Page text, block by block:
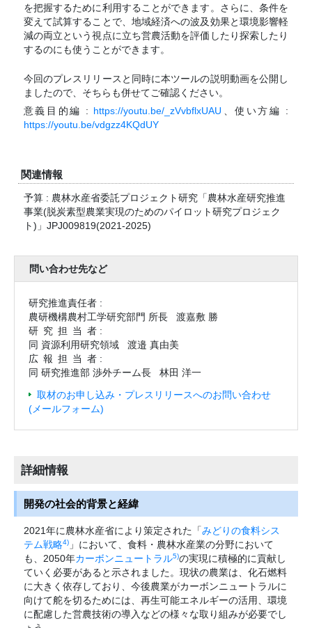
を把握するために利用することができます。さらに、条件を
変えて試算することで、地域経済への波及効果と環境影響軽
減の両立という視点に立ち営農活動を評価したり探索したり
するのにも使うことができます。
今回のプレスリリースと同時に本ツールの説明動画を公開し
ましたので、そちらも併せてご確認ください。
意義目的編 : https://youtu.be/_zVvbflxUAU 、使い方編 :
https://youtu.be/vdgzz4KQdUY
関連情報
予算 : 農林水産省委託プロジェクト研究「農林水産研究推進
事業(脱炭素型農業実現のためのパイロット研究プロジェク
ト)」JPJ009819(2021-2025)
問い合わせ先など
研究推進責任者 :
農研機構農村工学研究部門 所長
渡嘉敷 勝
研究担当 者 :
同 資源利用研究領域
渡邉 真由美
広報担当 者 :
同 研究推進部 渉外チーム長
林田 洋一
取材のお申し込み・プレスリリースへのお問い合わせ
(メールフォーム)
詳細情報
開発の社会的背景と経緯
2021年に農林水産省により策定された「みどりの食料シス
テム戦略4)」において、食料・農林水産業の分野において
も、2050年カーボンニュートラル5)の実現に積極的に貢献し
ていく必要があると示されました。現状の農業は、化石燃料
に大きく依存しており、今後農業がカーボンニュートラルに
向けて舵を切るためには、再生可能エネルギーの活用、環境
に配慮した営農技術の導入などの様々な取り組みが必要でし